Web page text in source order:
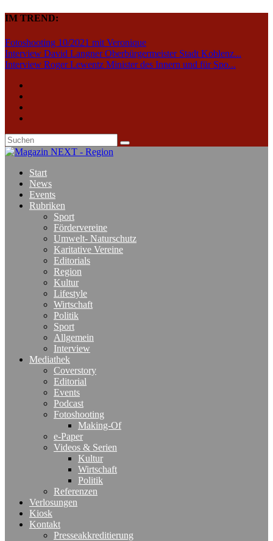
IM TREND:
Fotoshooting 10/2021 mit Veronique
Interview David Langner Oberbürgermeister Stadt Koblenz...
Interview Roger Lewentz Minister des Innern und für Spo...
Start
News
Events
Rubriken
Sport
Fördervereine
Umwelt- Naturschutz
Karitative Vereine
Editorials
Region
Kultur
Lifestyle
Wirtschaft
Politik
Sport
Allgemein
Interview
Mediathek
Coverstory
Editorial
Events
Podcast
Fotoshooting
Making-Of
e-Paper
Videos & Serien
Kultur
Wirtschaft
Politik
Referenzen
Verlosungen
Kiosk
Kontakt
Presseakkreditierung